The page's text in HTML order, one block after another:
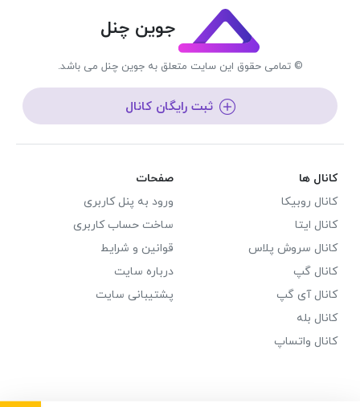
جوین چنل
© تمامی حقوق این سایت متعلق به جوین چنل می باشد.
ثبت رایگان کانال
کانال ها
کانال روبیکا
کانال ایتا
کانال سروش پلاس
کانال گپ
کانال آی گپ
کانال بله
کانال واتساپ
صفحات
ورود به پنل کاربری
ساخت حساب کاربری
قوانین و شرایط
درباره سایت
پشتیبانی سایت